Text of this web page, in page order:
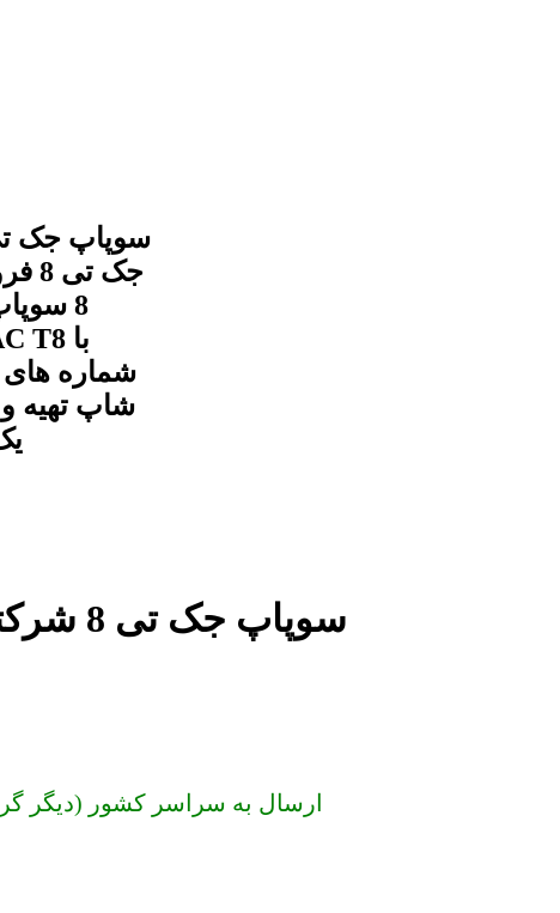
شماره های
شاپ تهیه و
سوپاپ جک تی 8 شرکتی و اصلی در مجموعه جک شاپ
ارسال به سراسر کشور (دیگر گران نخرید)